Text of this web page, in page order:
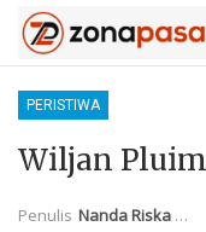
PERISTIWA
Wiljan
Penulis Nanda Riska Mahendra